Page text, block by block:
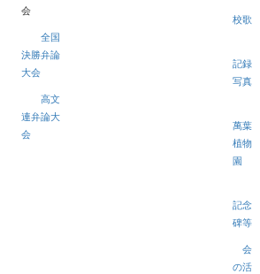
会
全国
決勝弁論
大会
高文
連弁論大
会
校歌
記録
写真
萬葉
植物
園
記念
碑等
会
の活